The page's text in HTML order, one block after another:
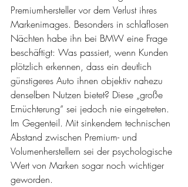
Premiumhersteller vor dem Verlust ihres
Markenimages. Besonders in schlaflosen
Nächten habe ihn bei BMW eine Frage
beschäftigt: Was passiert, wenn Kunden
plötzlich erkennen, dass ein deutlich
günstigeres Auto ihnen objektiv nahezu
denselben Nutzen bietet? Diese „große
Ernüchterung“ sei jedoch nie eingetreten.
Im Gegenteil. Mit sinkendem technischen
Abstand zwischen Premium- und
Volumenherstellern sei der psychologische
Wert von Marken sogar noch wichtiger
geworden.